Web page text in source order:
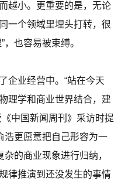
越小。更重要的是，无论
一个领域里埋头打转，很
，也容易被束缚。
企业经营中。“站在今天
理学和商业世界结合，建
中国新闻周刊》采访时提
浩更愿意把自己形容为一
杂的商业现象进行归纳，
律推演到还没发生的事情